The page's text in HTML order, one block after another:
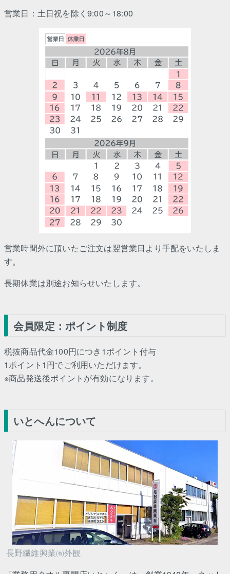
営業日：土日祝を除く9:00～18:00
営業時間外に頂いたご注文は翌営業日より手配をいたしま
す。
長期休業は別途お知らせいたします。
会員限定：ポイント制度
税抜商品代金100円につき1ポイント付与
1ポイント1円でご利用いただけます。
※商品発送後ポイントが有効になります。
いとへんについて
長野繊維興業㈲外観